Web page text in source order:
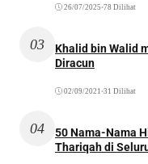
26/07/2025 •78 Dilihat
03
Khalid bin Walid
Diracun
02/09/2021 •31 Dilihat
04
50 Nama-Nama
Thariqah di